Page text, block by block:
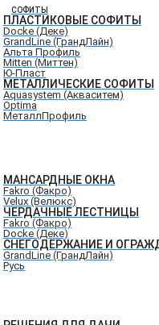
СОФИТЫ
ПЛАСТИКОВЫЕ СОФИТЫ
Docke (Деке)
GrandLine (ГрандЛайн)
Альта Профиль
Mitten (Миттен)
Ю-Пласт
МЕТАЛЛИЧЕСКИЕ СОФИТЫ
Aquasystem (Акваситем)
Optima
МеталлПрофиль
МАНСАРДНЫЕ ОКНА
Fakro (Факро)
Velux (Велюкс)
ЧЕРДАЧНЫЕ ЛЕСТНИЦЫ
Fakro (Факро)
Docke (Деке)
СНЕГОДЕРЖАНИЕ И
GrandLine (ГрандЛайн)
Русь